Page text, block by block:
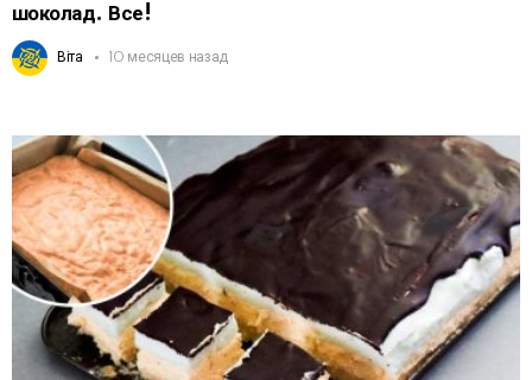
шоколад. Все!
Віта 10 месяцев назад